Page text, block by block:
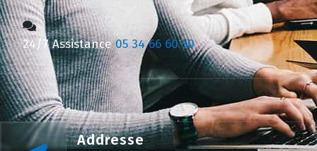
24/7 Assistance 05 34 66 60 50
Addresse